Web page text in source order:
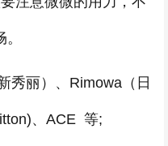
秀丽）、Rimowa（日
、ACE 等;